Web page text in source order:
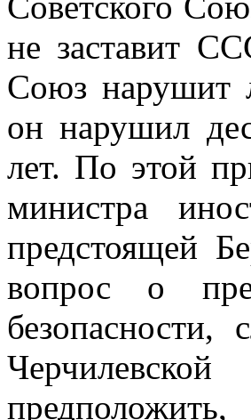
не заставит
Союз нарушит
он нарушил
лет. По этой
министра
предстоящей
вопрос о
безопасности,